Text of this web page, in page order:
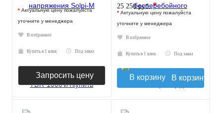
* Актуальную цену пожалуйста
уточните у менеджера
В избранное
Купить в 1 клик Под заказ
Запросить цену
25 250 руб.*
* Актуальную цену пожалуйста
уточните у менеджера
В избранное
Купить в 1 клик Под заказ
В корзину